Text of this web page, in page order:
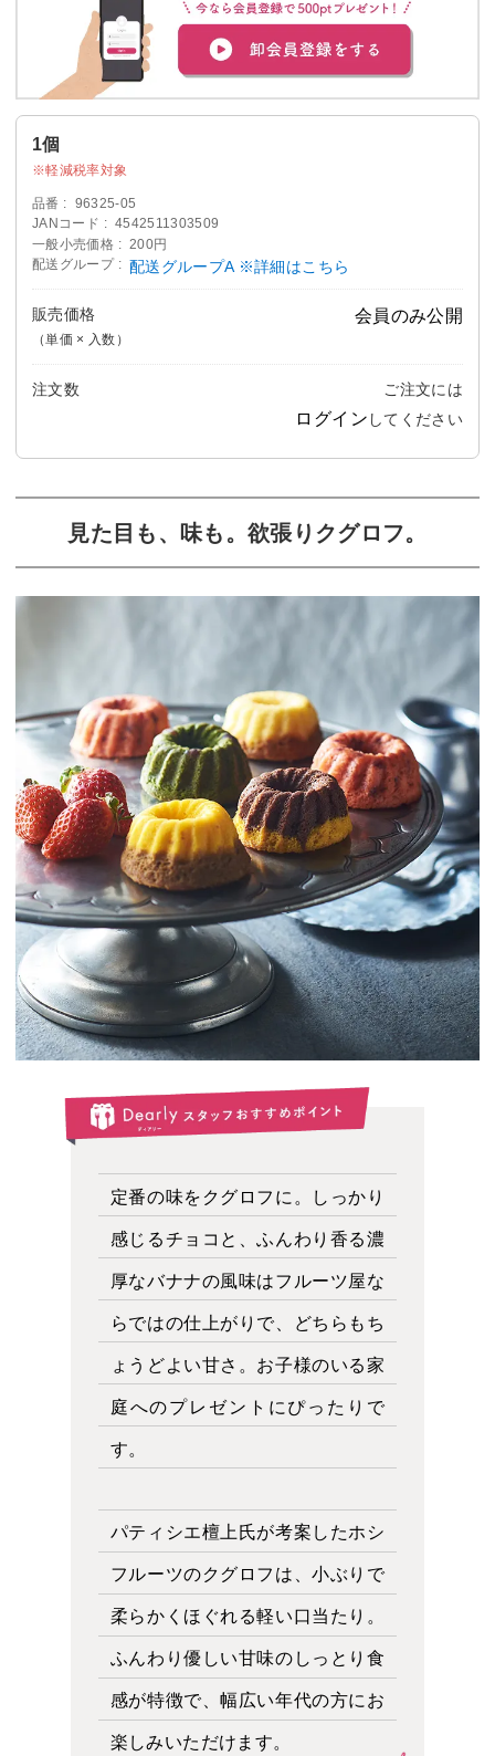
1個
軽減税率対象
品番
96325-05
JANコード
4542511303509
一般小売価格
200円
配送グループ
配送グループA ※詳細はこちら
販売価格
（単価 × 入数）
会員のみ公開
注文数 ご注文には
ログイン してください
見た目も、味も。欲張りクグロフ。
定番の味をクグロフに。しっかり
感じるチョコと、ふんわり香る濃
厚なバナナの風味はフルーツ屋な
らではの仕上がりで、どちらもち
ょうどよい甘さ。お子様のいる家
庭へのプレゼントにぴったりで
す。
パティシエ檀上氏が考案したホシ
フルーツのクグロフは、小ぶりで
柔らかくほぐれる軽い口当たり。
ふんわり優しい甘味のしっとり食
感が特徴で、幅広い年代の方にお
楽しみいただけます。